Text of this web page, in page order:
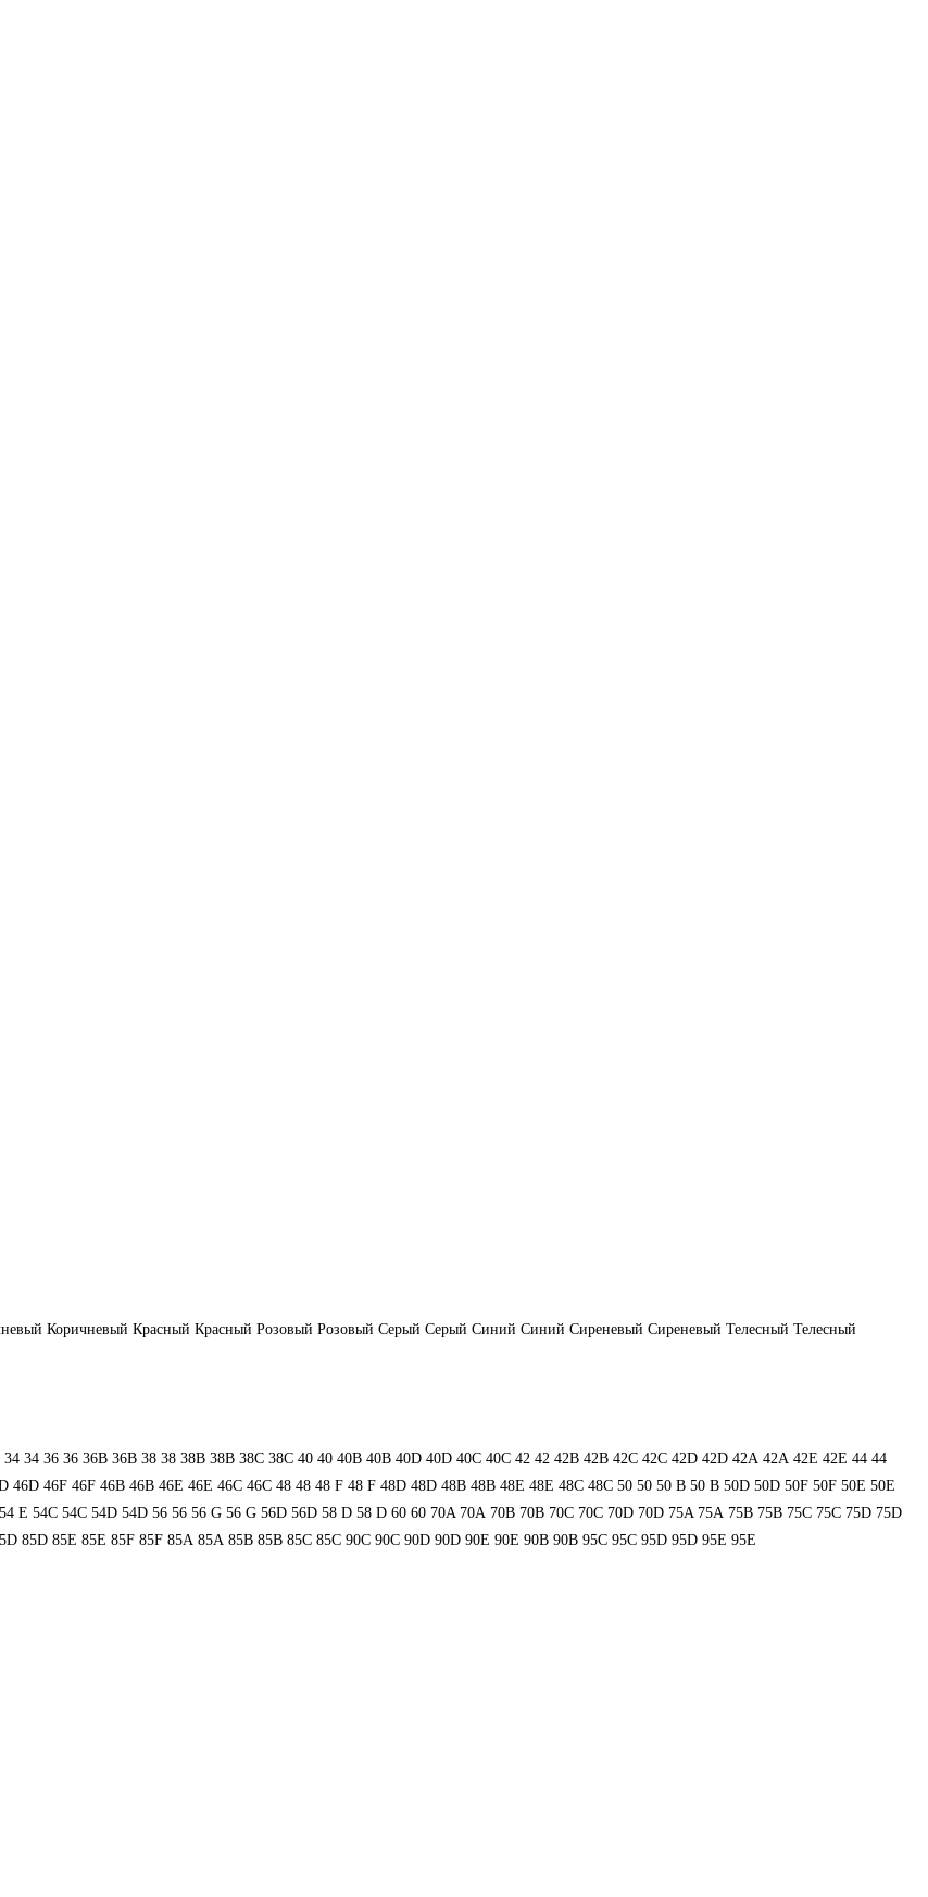
Коричневый Красный Красный Розовый Розовый Серый Серый Синий Синий Сиреневый Сиреневый Телесный Телесный
34 34 36 36 36B 36B 38 38 38B 38B 38С 38С 40 40 40B 40B 40D 40D 40С 40С 42 42 42B 42B 42C 42C 42D 42D 42А 42А 42Е 42Е 44 44
46D 46F 46F 46В 46В 46Е 46Е 46С 46С 48 48 48 F 48 F 48D 48D 48В 48В 48Е 48Е 48С 48С 50 50 50 B 50 B 50D 50D 50F 50F 50Е 50Е
54 Е 54C 54C 54D 54D 56 56 56 G 56 G 56D 56D 58 D 58 D 60 60 70A 70A 70B 70B 70C 70C 70D 70D 75A 75A 75B 75B 75C 75C 75D 75D
85D 85E 85E 85F 85F 85А 85А 85В 85В 85С 85С 90C 90C 90D 90D 90E 90E 90В 90В 95C 95C 95D 95D 95E 95E